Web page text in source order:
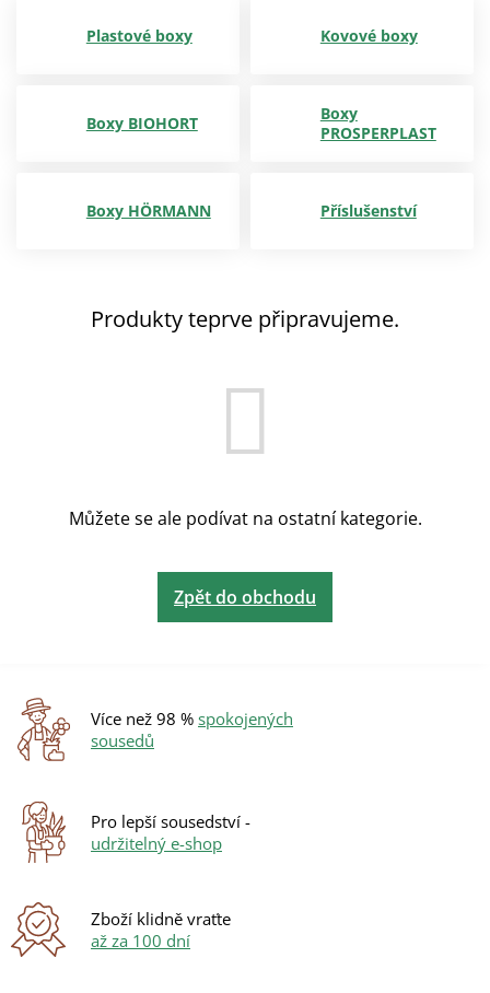
Plastové boxy Kovové boxy
Boxy BIOHORT
Boxy
PROSPERPLAST
Boxy HÖRMANN Příslušenství
Produkty teprve připravujeme.
Můžete se ale podívat na ostatní kategorie.
Zpět do obchodu
Více než 98 % spokojených
sousedů
Pro lepší sousedství -
udržitelný e-shop
Zboží klidně vraťte
až za 100 dní